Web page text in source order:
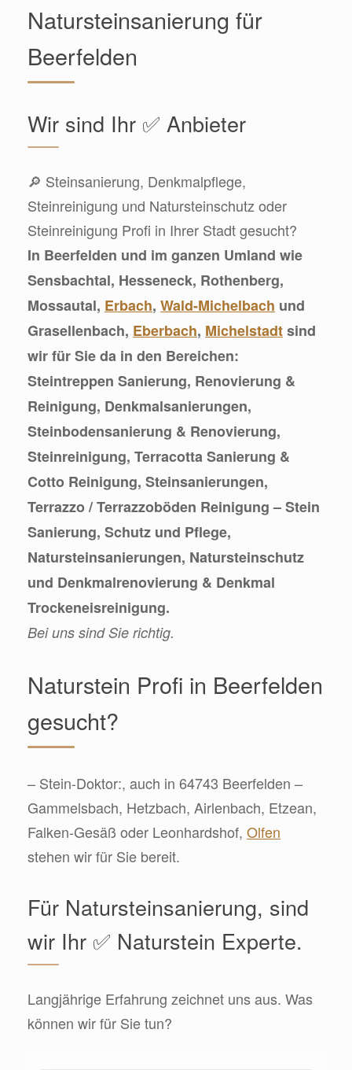
Natursteinsanierung für
Beerfelden
Wir sind Ihr ✅ Anbieter
🔎 Steinsanierung, Denkmalpflege,
Steinreinigung und Natursteinschutz oder
Steinreinigung Profi in Ihrer Stadt gesucht?
In Beerfelden und im ganzen Umland wie
Sensbachtal, Hesseneck, Rothenberg,
Mossautal, Erbach, Wald-Michelbach und
Grasellenbach, Eberbach, Michelstadtsind
wir für Sie da in den Bereichen:
Steintreppen Sanierung, Renovierung &
Reinigung, Denkmalsanierungen,
Steinbodensanierung & Renovierung,
Steinreinigung, Terracotta Sanierung &
Cotto Reinigung, Steinsanierungen,
Terrazzo / Terrazzoböden Reinigung – Stein
Sanierung, Schutz und Pflege,
Natursteinsanierungen, Natursteinschutz
und Denkmalrenovierung & Denkmal
Trockeneisreinigung.
Bei uns sind Sie richtig.
Naturstein Profi in Beerfelden
gesucht?
– Stein-Doktor:, auch in 64743 Beerfelden –
Gammelsbach, Hetzbach, Airlenbach, Etzean,
Falken-Gesäß oder Leonhardshof, Olfen
stehen wir für Sie bereit.
Für Natursteinsanierung, sind
wir Ihr ✅ Naturstein Experte.
Langjährige Erfahrung zeichnet uns aus. Was
können wir für Sie tun?